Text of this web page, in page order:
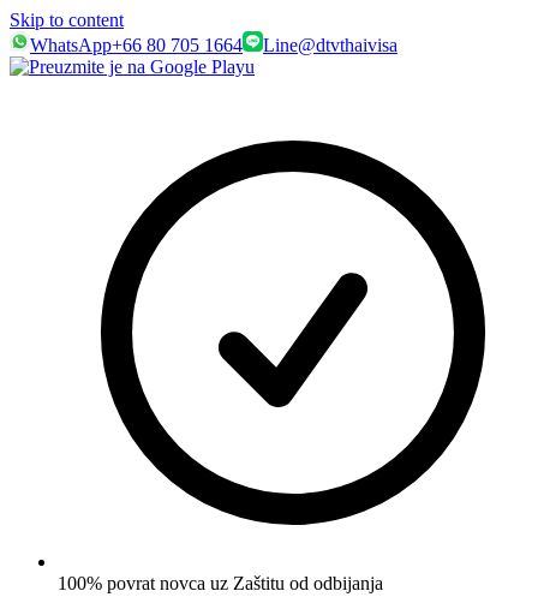
Skip to content
WhatsApp+66 80 705 1664 Line@dtvthaivisa
100% povrat novca uz Zaštitu od odbijanja